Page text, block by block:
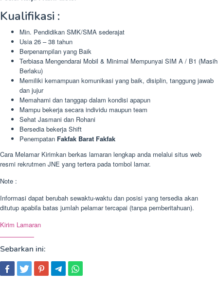
Kualifikasi :
Min. Pendidikan SMK/SMA sederajat
Usia 26 – 38 tahun
Berpenampilan yang Baik
Terbiasa Mengendarai Mobil & Minimal Mempunyai SIM A / B1 (Masih
Berlaku)
Memiliki kemampuan komunikasi yang baik, disiplin, tanggung jawab
dan jujur
Memahami dan tanggap dalam kondisi apapun
Mampu bekerja secara individu maupun team
Sehat Jasmani dan Rohani
Bersedia bekerja Shift
Penempatan Fakfak Barat Fakfak
Cara Melamar Kirimkan berkas lamaran lengkap anda melalui situs web
resmi rekrutmen JNE yang tertera pada tombol lamar.
Note :
Informasi dapat berubah sewaktu-waktu dan posisi yang tersedia akan
ditutup apabila batas jumlah pelamar tercapai (tanpa pemberitahuan).
Kirim Lamaran
Sebarkan ini: